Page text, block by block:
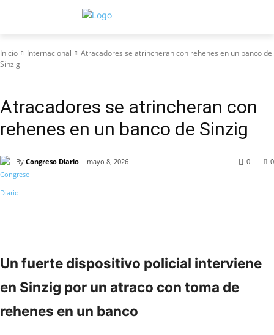
Inicio Internacional
Atracadores se atrincheran con rehenes en un banco de
Sinzig
Atracadores se atrincheran con
rehenes en un banco de Sinzig
By Congreso Diario mayo 8, 2026 0
0
Un fuerte dispositivo policial interviene
en Sinzig por un atraco con toma de
rehenes en un banco